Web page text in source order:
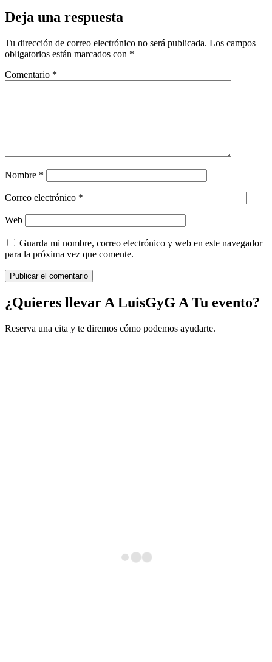
Deja una respuesta
Tu dirección de correo electrónico no será publicada. Los campos
obligatorios están marcados con *
Comentario *
Nombre *
Correo electrónico *
Web
Guarda mi nombre, correo electrónico y web en este navegador
para la próxima vez que comente.
¿Quieres llevar A LuisGyG A Tu evento?
Reserva una cita y te diremos cómo podemos ayudarte.